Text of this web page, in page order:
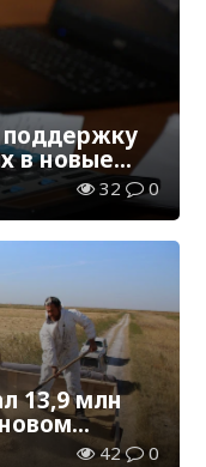
поддержку
в новые
32 0
13,9 млн
42 0